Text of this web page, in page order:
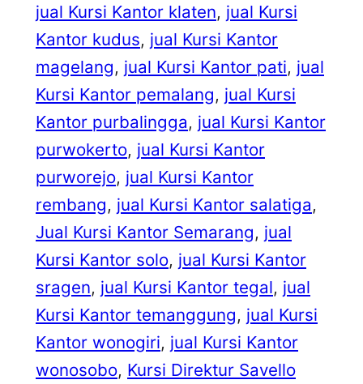
jual Kursi Kantor klaten, jual Kursi
Kantor kudus, jual Kursi Kantor
magelang, jual Kursi Kantor pati, jual
Kursi Kantor pemalang, jual Kursi
Kantor purbalingga, jual Kursi Kantor
purwokerto, jual Kursi Kantor
purworejo, jual Kursi Kantor
rembang, jual Kursi Kantor salatiga
Jual Kursi Kantor Semarang, jual
Kursi Kantor solo, jual Kursi Kantor
sragen, jual Kursi Kantor tegal, jual
Kursi Kantor temanggung, jual Kursi
Kantor wonogiri, jual Kursi Kantor
wonosobo, Kursi Direktur Savello